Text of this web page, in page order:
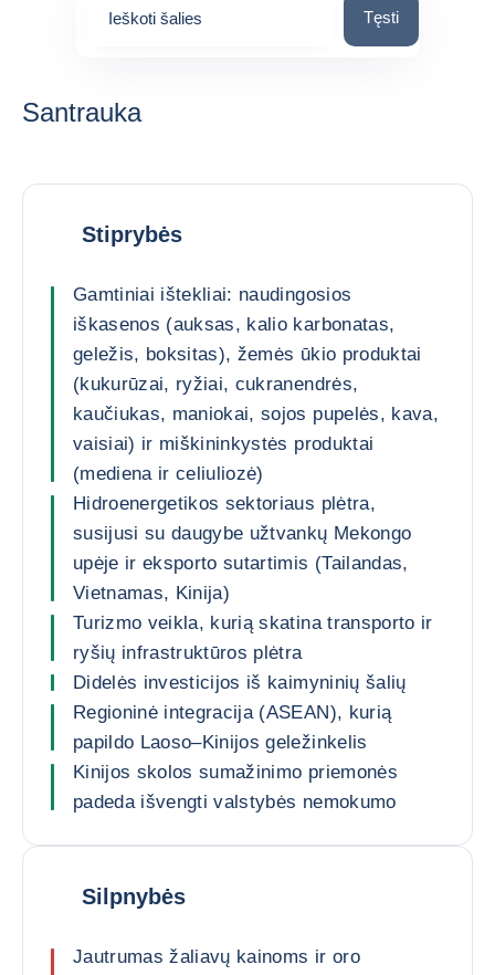
Ieškoti šalies Ieškoti šalies
Tęsti
Santrauka
Stiprybės
Gamtiniai ištekliai: naudingosios
iškasenos (auksas, kalio karbonatas,
geležis, boksitas), žemės ūkio produktai
(kukurūzai, ryžiai, cukranendrės,
kaučiukas, maniokai, sojos pupelės, kava,
vaisiai) ir miškininkystės produktai
(mediena ir celiuliozė)
Hidroenergetikos sektoriaus plėtra,
susijusi su daugybe užtvankų Mekongo
upėje ir eksporto sutartimis (Tailandas,
Vietnamas, Kinija)
Turizmo veikla, kurią skatina transporto ir
ryšių infrastruktūros plėtra
Didelės investicijos iš kaimyninių šalių
Regioninė integracija (ASEAN), kurią
papildo Laoso–Kinijos geležinkelis
Kinijos skolos sumažinimo priemonės
padeda išvengti valstybės nemokumo
Silpnybės
Jautrumas žaliavų kainoms ir oro